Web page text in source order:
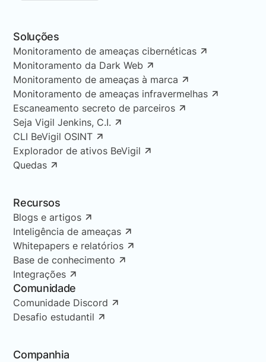
Soluções
Monitoramento de ameaças cibernéticas
Monitoramento da Dark Web
Monitoramento de ameaças à marca
Monitoramento de ameaças infravermelhas
Escaneamento secreto de parceiros
Seja Vigil Jenkins, C.I.
CLI BeVigil OSINT
Explorador de ativos BeVigil
Quedas
Recursos
Blogs e artigos
Inteligência de ameaças
Whitepapers e relatórios
Base de conhecimento
Integrações
Comunidade
Comunidade Discord
Desafio estudantil
Companhia